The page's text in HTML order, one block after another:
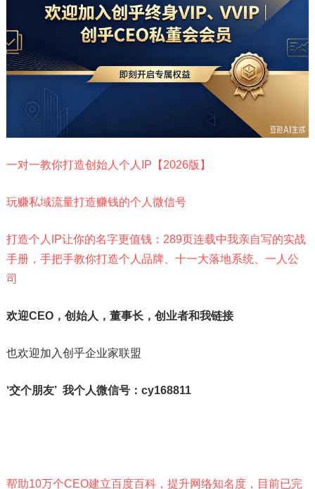
一对一教你打造创始人个人IP【2026版】
玩赚私域流量打造赚钱的个人微信号
打造个人IP让你的名字更值钱：289页连载中我亲自写的实战
手册，手把手教你打造个人品牌、十一大落地系统、一人公
司
欢迎CEO，创始人，董事长，创业者和我链接
也欢迎加入创乎企业家联盟
‘交个朋友’ 我个人微信号：cy168811
帮助10万个CEO建立百度百科，提升网络知名度，目前已完